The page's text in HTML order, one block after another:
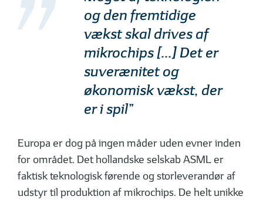
og den fremtidige
vækst skal drives af
mikrochips [...] Det er
suverænitet og
økonomisk vækst, der
er i spil”
Europa er dog på ingen måder uden evner inden
for området. Det hollandske selskab ASML er
faktisk teknologisk førende og storleverandør af
udstyr til produktion af mikrochips. De helt unikke